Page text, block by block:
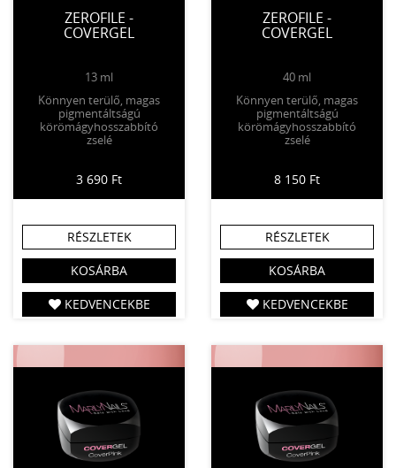
ZEROFILE -
COVERGEL
13 ml
Könnyen terülő, magas
pigmentáltságú
körömágyhosszabbító
zselé
3 690 Ft
RÉSZLETEK
KOSÁRBA
KEDVENCEKBE
ZEROFILE -
COVERGEL
40 ml
Könnyen terülő, magas
pigmentáltságú
körömágyhosszabbító
zselé
8 150 Ft
RÉSZLETEK
KOSÁRBA
KEDVENCEKBE